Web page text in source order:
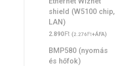
shield (W5100 chip,
LAN)
2.890Ft (2.276Ft+ÁFA)
BMP580 (nyomás
és hőfok)